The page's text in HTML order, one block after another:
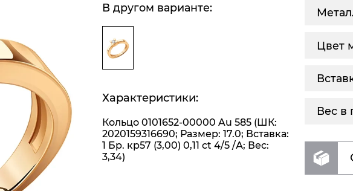
В другом варианте:
Характеристики:
Кольцо 0101652-00000 Au 585 (ШК:
2020159316690; Размер: 17.0; Вставка:
1 Бр. кр57 (3,00) 0,11 ct 4/5 /А; Вес:
3,34)
Цвет
Вес в